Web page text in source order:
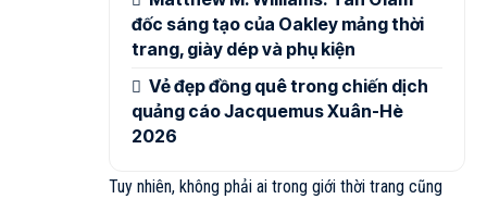
đốc sáng tạo của Oakley mảng thời
trang, giày dép và phụ kiện
Vẻ đẹp đồng quê trong chiến dịch
quảng cáo Jacquemus Xuân-Hè
2026
Tuy nhiên, không phải ai trong giới thời trang cũng